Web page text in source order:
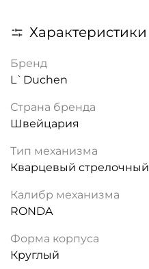
Характеристики
Бренд
L`Duchen
Страна бренда
Швейцария
Тип механизма
Кварцевый стрелочный
Калибр механизма
RONDA
Форма корпуса
Круглый